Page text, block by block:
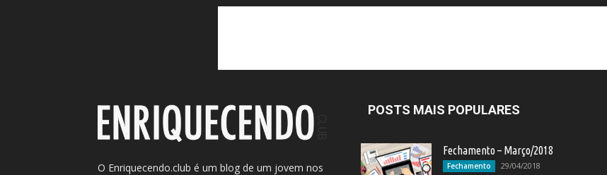
O Enriquecendo.club é um blog de um jovem nos
POSTS MAIS POPULARES
Fechamento – Março/2018
Fechamento 29/04/2018